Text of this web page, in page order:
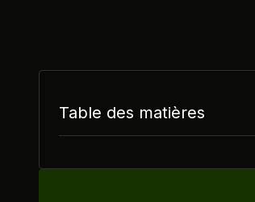
Table des matières